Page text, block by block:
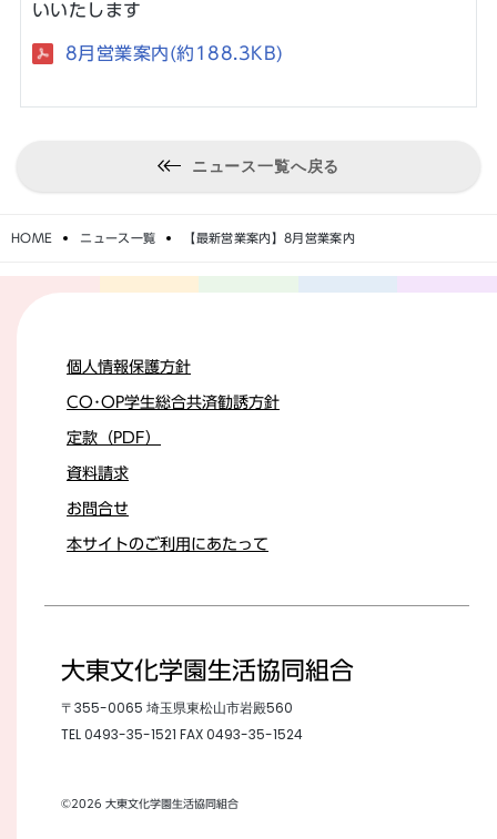
いいたします
8月営業案内(約188.3KB)
ニュース一覧へ戻る
HOME ニュース一覧 【最新営業案内】8月営業案内
個人情報保護方針
CO･OP学生総合共済勧誘方針
定款（PDF）
資料請求
お問合せ
本サイトのご利用にあたって
大東文化学園生活協同組合
〒355-0065 埼玉県東松山市岩殿560
TEL0493-35-1521 FAX 0493-35-1524
©2026 大東文化学園生活協同組合